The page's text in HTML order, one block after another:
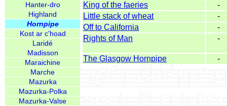
Hanter-dro
Highland
Hornpipe
Kost ar c'hoad
Laridé
Madisson
Maraichine
Marche
Mazurka
Mazurka-Polka
Mazurka-Valse
King of the faeries
-
Little stack of wheat
-
Off to California
-
Rights of Man
-
The Glasgow Hornpipe -